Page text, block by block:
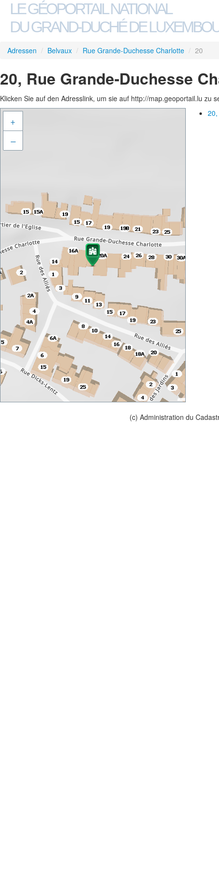
LE GÉOPORTAIL NATIONAL
DU GRAND-DUCHÉ DE
Adressen / Belvaux / Rue Grande-Duchesse Charlotte / 20
20, Rue Grande-Duchesse
Klicken Sie auf den Adresslink, um sie auf http://map.geoportail.lu zu
+
–
(c) Administration du